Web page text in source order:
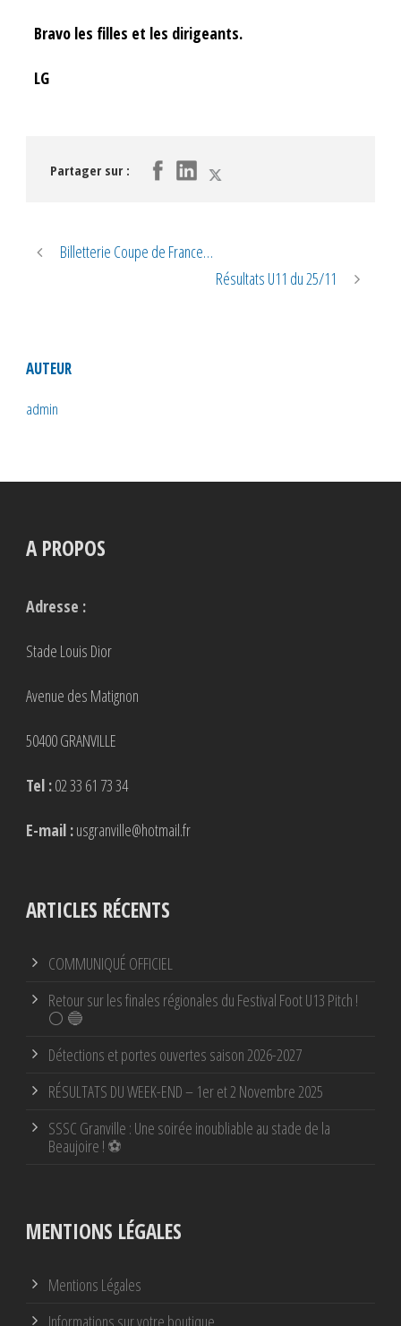
Bravo les filles et les dirigeants.
LG
Partager sur :
Billetterie Coupe de France…
Résultats U11 du 25/11
AUTEUR
admin
A PROPOS
Adresse :
Stade Louis Dior
Avenue des Matignon
50400 GRANVILLE
Tel :02 33 61 73 34
E-mail :usgranville@hotmail.fr
ARTICLES RÉCENTS
COMMUNIQUÉ OFFICIEL
Retour sur les finales régionales du Festival Foot U13 Pitch !
⚪ 🔵
Détections et portes ouvertes saison 2026-2027
RÉSULTATS DU WEEK-END – 1er et 2 Novembre 2025
SSSC Granville : Une soirée inoubliable au stade de la
Beaujoire ! ⚽
MENTIONS LÉGALES
Mentions Légales
Informations sur votre boutique